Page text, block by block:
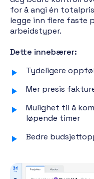
for å angi én
legge inn flere faste
arbeidstyper.
Dette innebærer:
Tydeligere
Mer presis
Mulighet til å
løpende timer
Bedre